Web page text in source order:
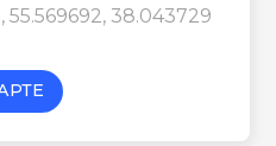
55.569692, 38.043729